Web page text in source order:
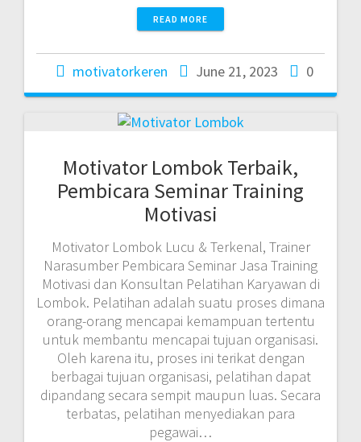
READ MORE
motivatorkeren June 21, 2023 0
Motivator Lombok Terbaik,
Pembicara Seminar Training
Motivasi
Motivator Lombok Lucu & Terkenal, Trainer
Narasumber Pembicara Seminar Jasa Training
Motivasi dan Konsultan Pelatihan Karyawan di
Lombok. Pelatihan adalah suatu proses dimana
orang-orang mencapai kemampuan tertentu
untuk membantu mencapai tujuan organisasi.
Oleh karena itu, proses ini terikat dengan
berbagai tujuan organisasi, pelatihan dapat
dipandang secara sempit maupun luas. Secara
terbatas, pelatihan menyediakan para
pegawai…